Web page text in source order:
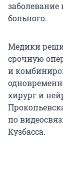
заболевание
больного.
Медики
срочную
и
хирург и
по
Кузбасса.